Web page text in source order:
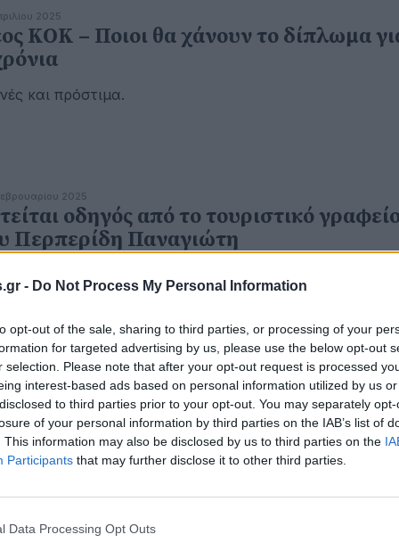
- Do Not Process My Personal Information
opt-out of the sale, sharing to third parties, or processing of your
for targeted advertising by us, please use the below opt-out
selection. Please note that after your opt-out request is processed
interest-based ads based on personal information utilized by us
to third parties prior to your opt-out. You may separately
of your personal information by third parties on the IAB’s list of
This information may also be disclosed by us to third parties on the
Participants that may further disclose it to other third parties.
Data Processing Opt Outs
2025
ΚΟΚ – Ποιοι θα χάνουν το δίπλωμα
και πρόστιμα.
2025
οδηγός από το τουριστικό
Περπερίδη Παναγιώτη
2024
από το γεγονός ότι το 82%
οδηγούν για μικρές αποστάσεις
έρευνας, στην οποία συμμετείχαν 2.560